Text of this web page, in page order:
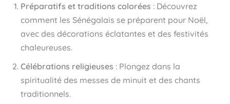
Préparatifs et traditions colorées : Découvrez
comment les Sénégalais se préparent pour Noël,
avec des décorations éclatantes et des festivités
chaleureuses.
Célébrations religieuses : Plongez dans la
spiritualité des messes de minuit et des chants
traditionnels.